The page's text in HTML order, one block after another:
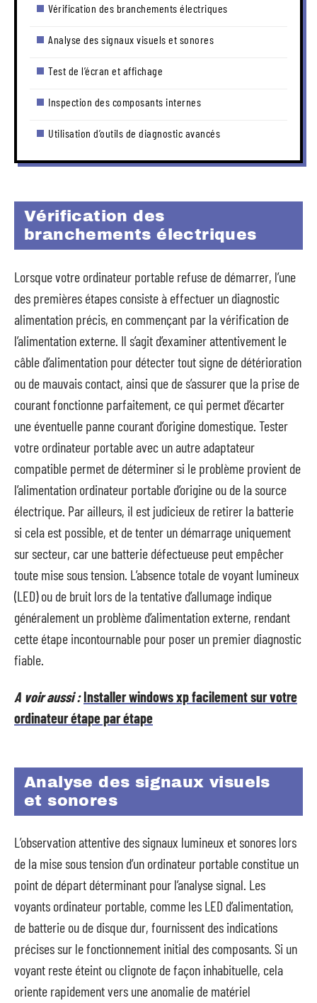
Vérification des branchements électriques
Analyse des signaux visuels et sonores
Test de l’écran et affichage
Inspection des composants internes
Utilisation d’outils de diagnostic avancés
Vérification des
branchements électriques
Lorsque votre ordinateur portable refuse de démarrer, l’une
des premières étapes consiste à effectuer un diagnostic
alimentation précis, en commençant par la vérification de
l’alimentation externe. Il s’agit d’examiner attentivement le
câble d’alimentation pour détecter tout signe de détérioration
ou de mauvais contact, ainsi que de s’assurer que la prise de
courant fonctionne parfaitement, ce qui permet d’écarter
une éventuelle panne courant d’origine domestique. Tester
votre ordinateur portable avec un autre adaptateur
compatible permet de déterminer si le problème provient de
l’alimentation ordinateur portable d’origine ou de la source
électrique. Par ailleurs, il est judicieux de retirer la batterie
si cela est possible, et de tenter un démarrage uniquement
sur secteur, car une batterie défectueuse peut empêcher
toute mise sous tension. L’absence totale de voyant lumineux
(LED) ou de bruit lors de la tentative d’allumage indique
généralement un problème d’alimentation externe, rendant
cette étape incontournable pour poser un premier diagnostic
fiable.
A voir aussi :Installer windows xp facilement sur votre
ordinateur étape par étape
Analyse des signaux visuels
et sonores
L’observation attentive des signaux lumineux et sonores lors
de la mise sous tension d’un ordinateur portable constitue un
point de départ déterminant pour l’analyse signal. Les
voyants ordinateur portable, comme les LED d’alimentation,
de batterie ou de disque dur, fournissent des indications
précises sur le fonctionnement initial des composants. Si un
voyant reste éteint ou clignote de façon inhabituelle, cela
oriente rapidement vers une anomalie de matériel